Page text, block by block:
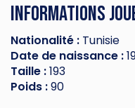
Informations
Nationalité : Tunisie
Date de naissance :
Taille :193
Poids :90